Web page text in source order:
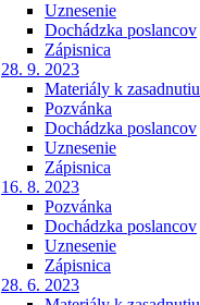
Uznesenie
Dochádzka poslancov
Zápisnica
28. 9. 2023
Materiály k zasadnutiu
Pozvánka
Dochádzka poslancov
Uznesenie
Zápisnica
16. 8. 2023
Pozvánka
Dochádzka poslancov
Uznesenie
Zápisnica
28. 6. 2023